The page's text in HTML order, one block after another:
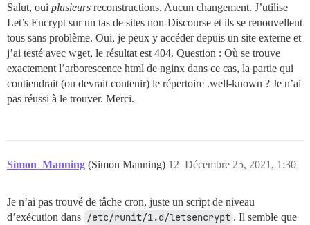
Salut, oui plusieurs reconstructions. Aucun changement. J’utilise
Let’s Encrypt sur un tas de sites non-Discourse et ils se renouvellent
tous sans problème. Oui, je peux y accéder depuis un site externe et
j’ai testé avec wget, le résultat est 404. Question : Où se trouve
exactement l’arborescence html de nginx dans ce cas, la partie qui
contiendrait (ou devrait contenir) le répertoire .well-known ? Je n’ai
pas réussi à le trouver. Merci.
Simon_Manning (Simon Manning) Décembre 25, 2021, 1:30
12
Je n’ai pas trouvé de tâche cron, juste un script de niveau
d’exécution dans /etc/runit/1.d/letsencrypt . Il semble que